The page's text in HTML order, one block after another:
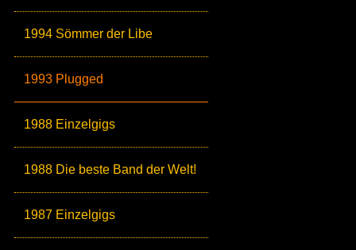
1994 Sömmer der Libe
1993 Plugged
1988 Einzelgigs
1988 Die beste Band der Welt!
1987 Einzelgigs